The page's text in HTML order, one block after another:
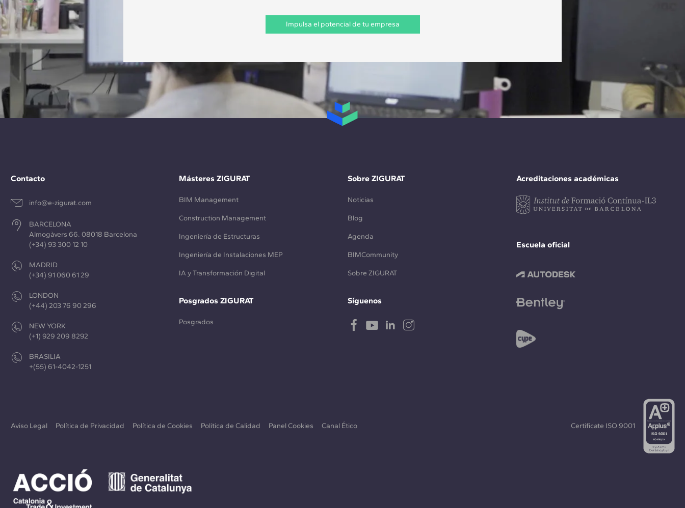
Impulsa el potencial de tu empresa
Contacto
info@e-zigurat.com
BARCELONA
Almogàvers 66. 08018 Barcelona
(+34) 93 300 12 10
MADRID
(+34) 91 060 61 29
LONDON
(+44) 203 76 90 296
NEW YORK
(+1) 929 209 8292
BRASILIA
+(55) 61-4042-1251
Acreditaciones académicas
Escuela oficial
Másteres ZIGURAT
BIM Management
Construction Management
Ingeniería de Estructuras
Ingeniería de Instalaciones MEP
IA y Transformación Digital
Posgrados ZIGURAT
Posgrados
Sobre ZIGURAT
Noticias
Blog
Agenda
BIMCommunity
Sobre ZIGURAT
Síguenos
Aviso Legal Política de Privacidad Política de Cookies Política de Calidad Panel Cookies Canal Ético Certificate ISO 9001